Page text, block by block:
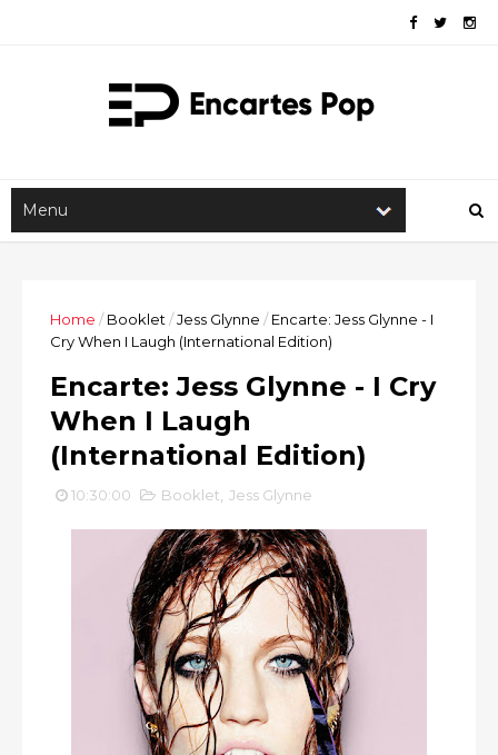
Home / Booklet /Jess Glynne / Encarte: Jess Glynne - I
Cry When I Laugh (International Edition)
Encarte: Jess Glynne - I Cry
When I Laugh
(International Edition)
10:30:00 Booklet Jess Glynne